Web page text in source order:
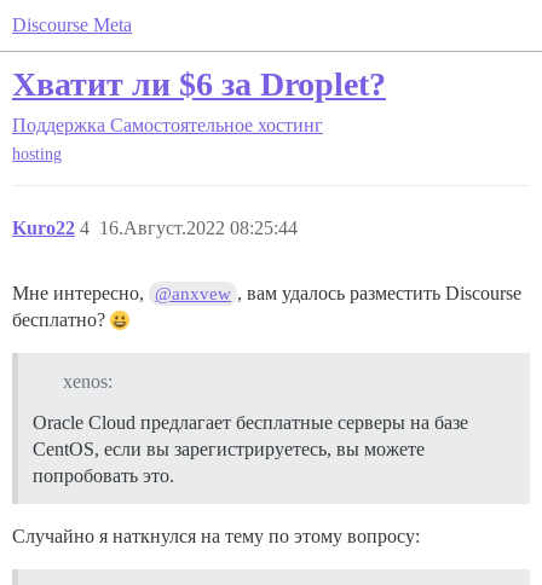
Discourse Meta
Хватит ли $6 за Droplet?
Поддержка Самостоятельное хостинг
hosting
Kuro22 16.Август.2022 08:25:44
4
Мне интересно, @anxvew , вам удалось разместить Discourse
бесплатно?
xenos:
Oracle Cloud предлагает бесплатные серверы на базе
CentOS, если вы зарегистрируетесь, вы можете
попробовать это.
Случайно я наткнулся на тему по этому вопросу: